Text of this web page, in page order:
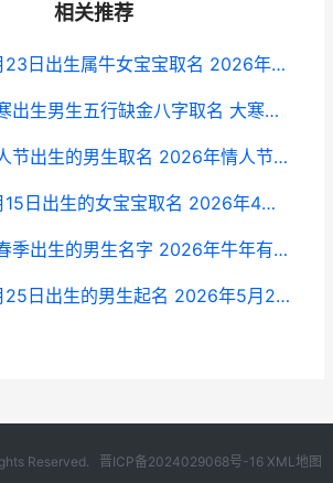
相关推荐
2026年6月23日出生属牛女宝宝取名 2026年6月23日出生的人命运
2026年大寒出生男生五行缺金八字取名 大寒这天出生的命好吗?
2026年情人节出生的男生取名 2026年情人节有哪些
2026年4月15日出生的女宝宝取名 2026年4月15日出生人饮食建议
2026牛年春季出生的男生名字 2026年牛年有春吗
2026年5月25日出生的男生起名 2026年5月25日出生运势如何
Reserved. 晋ICP备2024029068号-16 XML地图